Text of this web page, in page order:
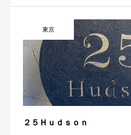
東京
２５Ｈｕｄｓｏｎ